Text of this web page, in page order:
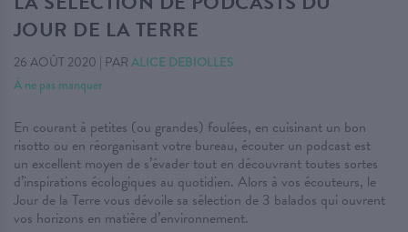
JOUR DE LA TERRE
26 AOÛT 2020 | PAR ALICE DEBIOLLES
À ne pas manquer
En courant à petites (ou grandes) foulées, en cuisinant un bon
risotto ou en réorganisant votre bureau, écouter un podcast est
un excellent moyen de s’évader tout en découvrant toutes sortes
d’inspirations écologiques au quotidien. Alors à vos écouteurs, le
Jour de la Terre vous dévoile sa sélection de 3 balados qui ouvrent
vos horizons en matière d’environnement.